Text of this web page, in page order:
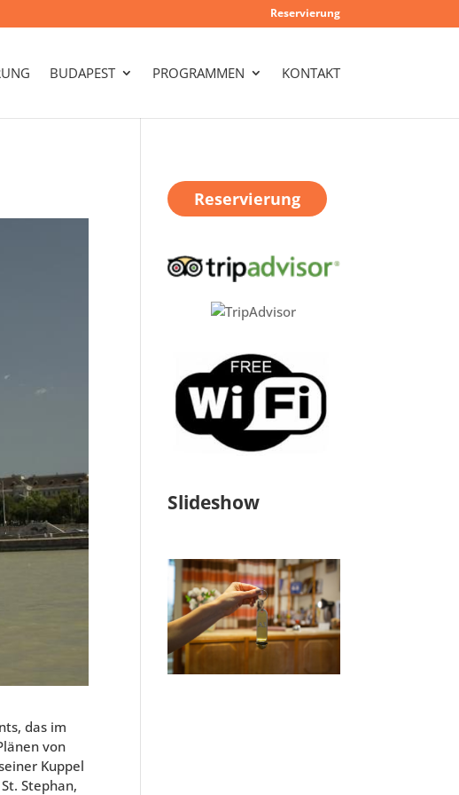
Reservierung
BUDAPEST PROGRAMMEN KONTAKT
das im
von
Kuppel
Stephan,
Reservierung
Slideshow